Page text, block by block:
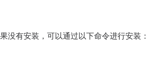
有安装，可以通过以下命令进行安装：